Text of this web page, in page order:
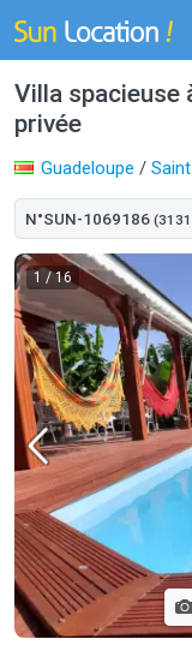
Villa spacieuse
privée
Guadeloupe /
N°SUN-1069186
1 / 16